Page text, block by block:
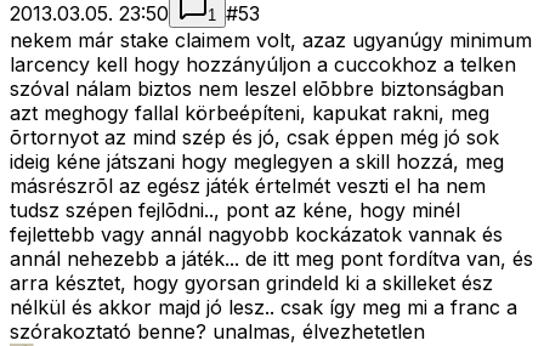
2013.03.05. 23:50
1 #53
nekem már stake claimem volt, azaz ugyanúgy minimum
larcency kell hogy hozzányúljon a cuccokhoz a telken
szóval nálam biztos nem leszel elõbbre biztonságban
azt meghogy fallal körbeépíteni, kapukat rakni, meg
õrtornyot az mind szép és jó, csak éppen még jó sok
ideig kéne játszani hogy meglegyen a skill hozzá, meg
másrészrõl az egész játék értelmét veszti el ha nem
tudsz szépen fejlõdni.., pont az kéne, hogy minél
fejlettebb vagy annál nagyobb kockázatok vannak és
annál nehezebb a játék... de itt meg pont fordítva van, és
arra késztet, hogy gyorsan grindeld ki a skilleket ész
nélkül és akkor majd jó lesz.. csak így meg mi a franc a
szórakoztató benne? unalmas, élvezhetetlen